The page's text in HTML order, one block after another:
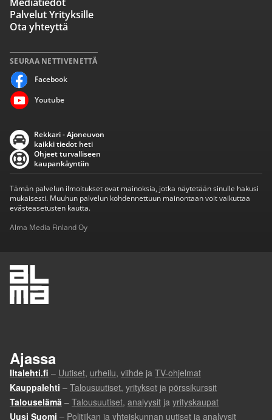
SEURAA NETTIVENETTÄ
Facebook
Youtube
Palvelut Yrityksille
Ota yhteyttä
Rekkari - Ajoneuvon
kaikki tiedot heti
Ohjeet turvalliseen
kaupankäyntiin
Tämän palvelun ilmoitukset ovat mainoksia, jotka näytetään sinulle hakusi
mukaisesti. Muuhun palvelun kohdennettuun mainontaan voit vaikuttaa
evästeasetusten kautta.
Alma Media Finland Oy